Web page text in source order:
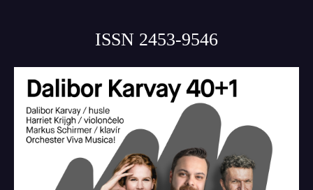
ISSN 2453-9546